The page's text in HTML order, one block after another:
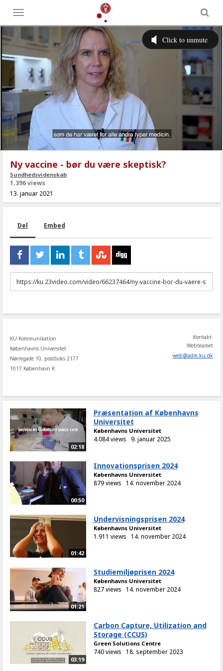
Toggle
menu
Ny vaccine - bør du være skeptisk?
Sundhedsvidenskab
1.396 views
13. januar 2021
Del Embed
URL
to
KU Kommunikation
Københavns Universitet
Nørregade 10, postboks 2177
1017 København K
Kontakt:
Webteamet
web@adm.ku.dk
02:18
Præsentation af Københavns
Universitet
Københavns Universitet
4.084 views 9. januar 2025
00:50
Innovationsprisen 2024
Københavns Universitet
879 views 14. november 2024
01:42
Undervisningsprisen 2024
Københavns Universitet
1.911 views 14. november 2024
01:21
Studiemiljøprisen 2024
Københavns Universitet
827 views 14. november 2024
03:19
Carbon Capture, Utilization and
Storage (CCUS)
Green Solutions Centre
740 views 18. september 2023